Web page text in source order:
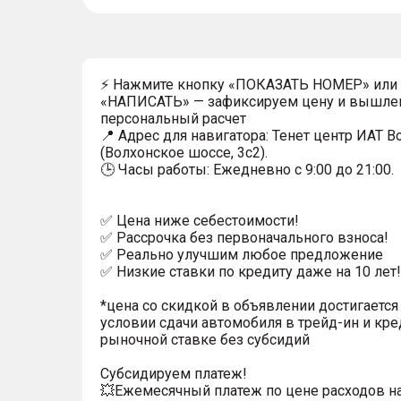
⚡ Нажмите кнопку «ПОКАЗАТЬ НОМЕР» или
«НАПИСАТЬ» — зафиксируем цену и
персональный расчет
📍 Адрес для навигатора: Тенет центр ИАТ
(Волхонское шоссе, 3с2).
🕒 Часы работы: Ежедневно с 9:00 до 21:00.
✅ Цена ниже себестоимости!
✅ Рассрочка без первоначального взноса!
✅ Реально улучшим любое предложение
✅ Низкие ставки по кредиту даже на 10 лет!
*цена со скидкой в объявлении
условии сдачи автомобиля в трейд-ин и
рыночной ставке без субсидий
Субсидируем платеж!
💥Ежемесячный платеж по цене расходов